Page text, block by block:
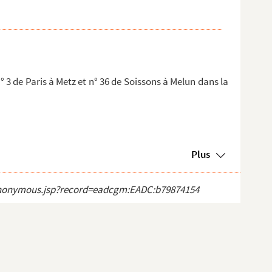
3 de Paris à Metz et n° 36 de Soissons à Melun dans la
Plus